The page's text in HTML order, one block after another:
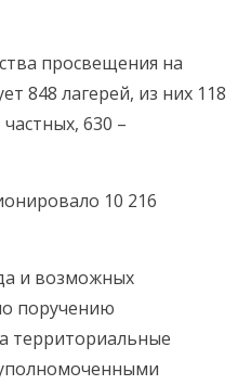
просвещения на
848 лагерей, из них 118
630 –
10 216
и возможных
поручению
территориальные